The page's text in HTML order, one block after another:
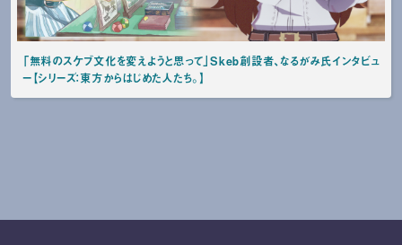
「無料のスケブ文化を変えようと思って」Skeb創設者、なるがみ氏インタビュ
ー【シリーズ：東方からはじめた人たち。】